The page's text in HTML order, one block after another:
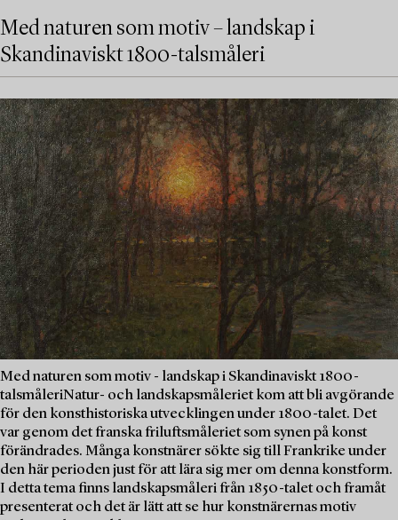
Med naturen som motiv – landskap i
Skandinaviskt 1800-talsmåleri
Med naturen som motiv - landskap i Skandinaviskt 1800-
talsmåleriNatur- och landskapsmåleriet kom att bli avgörande
för den konsthistoriska utvecklingen under 1800-talet. Det
var genom det franska friluftsmåleriet som synen på konst
förändrades. Många konstnärer sökte sig till Frankrike under
den här perioden just för att lära sig mer om denna konstform.
I detta tema finns landskapsmåleri från 1850-talet och framåt
presenterat och det är lätt att se hur konstnärernas motiv